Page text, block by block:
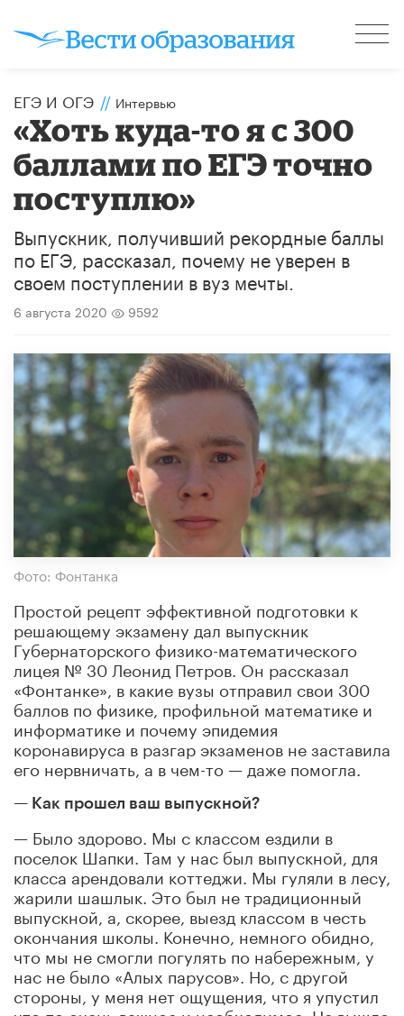
ЕГЭ И ОГЭ // Интервью
«Хоть куда-то я с 300
баллами по ЕГЭ точно
поступлю»
Выпускник, получивший рекордные баллы
по ЕГЭ, рассказал, почему не уверен в
своем поступлении в вуз мечты.
6 августа 2020 9592
Фото: Фонтанка
Простой рецепт эффективной подготовки к
решающему экзамену дал выпускник
Губернаторского физико-математического
лицея № 30 Леонид Петров. Он рассказал
«Фонтанке», в какие вузы отправил свои 300
баллов по физике, профильной математике и
информатике и почему эпидемия
коронавируса в разгар экзаменов не заставила
его нервничать, а в чем-то — даже помогла.
— Как прошел ваш выпускной?
— Было здорово. Мы с классом ездили в
поселок Шапки. Там у нас был выпускной, для
класса арендовали коттеджи. Мы гуляли в лесу,
жарили шашлык. Это был не традиционный
выпускной, а, скорее, выезд классом в честь
окончания школы. Конечно, немного обидно,
что мы не смогли погулять по набережным, у
нас не было «Алых парусов». Но, с другой
стороны, у меня нет ощущения, что я упустил